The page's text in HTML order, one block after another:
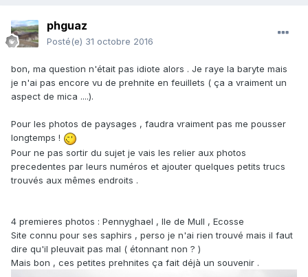
phguaz
Posté(e) 31 octobre 2016
bon, ma question n'était pas idiote alors . Je raye la baryte mais
je n'ai pas encore vu de prehnite en feuillets ( ça a vraiment un
aspect de mica ....).
Pour les photos de paysages , faudra vraiment pas me pousser
longtemps !
Pour ne pas sortir du sujet je vais les relier aux photos
precedentes par leurs numéros et ajouter quelques petits trucs
trouvés aux mêmes endroits .
4 premieres photos : Pennyghael , Ile de Mull , Ecosse
Site connu pour ses saphirs , perso je n'ai rien trouvé mais il faut
dire qu'il pleuvait pas mal ( étonnant non ? )
Mais bon , ces petites prehnites ça fait déjà un souvenir .